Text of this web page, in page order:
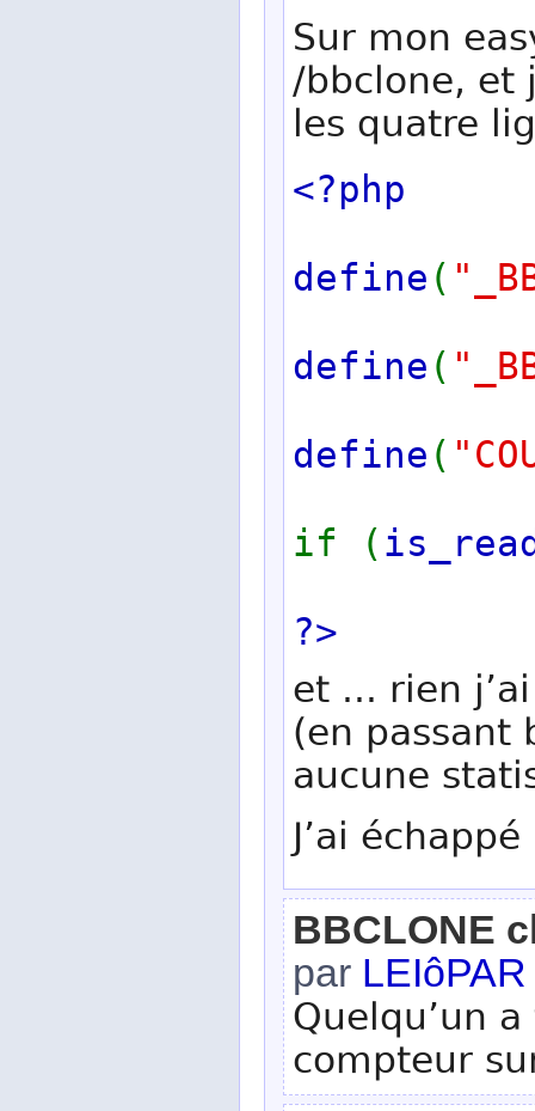
Sur mon
/bbclone, et
les quatre
<?php
define (
define (
define (
if (
?>
et ... rien
(en passant
aucune
J’ai
BBCLONE
par LEIôPAR
Quelqu’un
compteur